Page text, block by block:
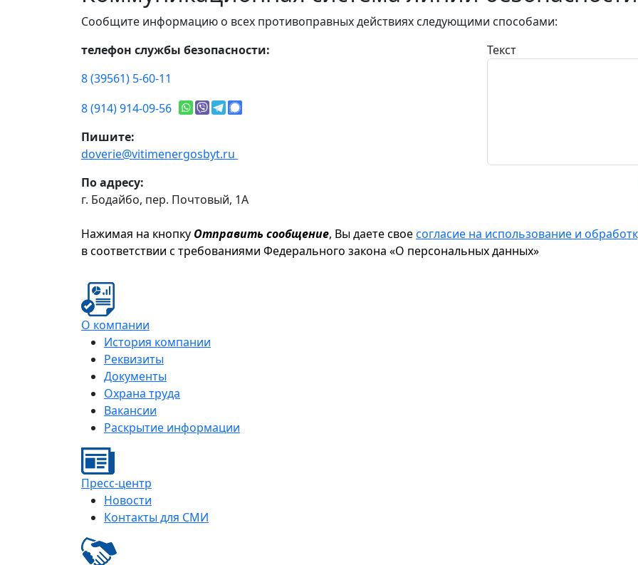
Сообщите информацию о всех противоправных действиях следующими способами:
телефон службы безопасности:
8 (39561) 5-60-11
8 (914) 914-09-56
Пишите:
doverie@vitimenergosbyt.ru
По адресу:
г. Бодайбо, пер. Почтовый, 1А
Текст
Нажимая на кнопку Отправить сообщение, Вы даете своесогласие на использование и
в соответствии с требованиями Федерального закона «О персональных данных»
О компании
История компании
Реквизиты
Документы
Охрана труда
Вакансии
Раскрытие информации
Пресс-центр
Новости
Контакты для СМИ